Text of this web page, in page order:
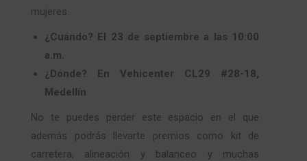
mujeres.
¿Cuándo? El 23 de septiembre a las 10:00
a.m.
¿Dónde? En Vehicenter CL29 #28-18,
Medellín
No te puedes perder este espacio en el que
además podrás llevarte premios como kit de
carretera, alineación y balanceo y muchas